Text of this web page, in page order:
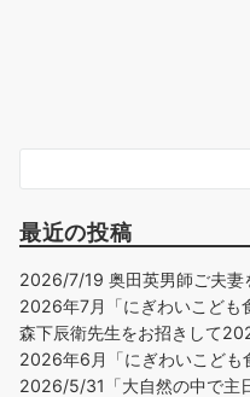
最近の投稿
2026/7/19 奥田英男師ご夫妻
2026年7月「にぎわいこども
森下辰衛先生をお招きして
2026年6月「にぎわいこども
2026/5/31「大自然の中で主